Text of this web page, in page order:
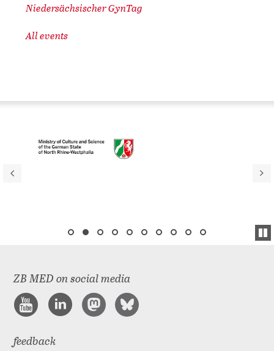
Niedersächsischer GynTag
All events
ZB MED on social media
feedback